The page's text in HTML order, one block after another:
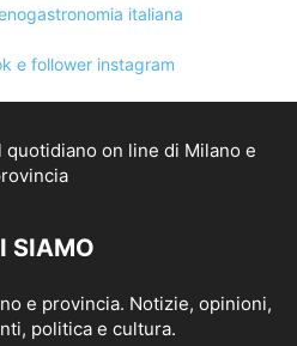
SIAMO
e provincia. Notizie, opinioni,
politica e cultura.